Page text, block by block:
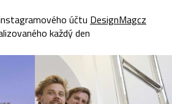
účtu DesignMagcz
každý den